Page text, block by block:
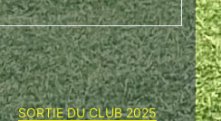
SORTIE DU CLUB 2025